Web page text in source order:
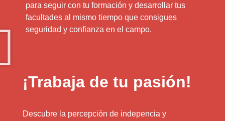
para seguir con tu formación y desarrollar tus
facultades al mismo tiempo que consigues
seguridad y confianza en el campo.
¡Trabaja de tu pasión!
Descubre la percepción de indepencia y